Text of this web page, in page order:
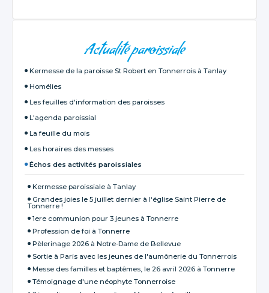
Actualité paroissiale
Kermesse de la paroisse St Robert en Tonnerrois à Tanlay
Homélies
Les feuilles d'information des paroisses
L'agenda paroissial
La feuille du mois
Les horaires des messes
Échos des activités paroissiales
Kermesse paroissiale à Tanlay
Grandes joies le 5 juillet dernier à l‘église Saint Pierre de
Tonnerre !
1ere communion pour 3 jeunes à Tonnerre
Profession de foi à Tonnerre
Pèlerinage 2026 à Notre-Dame de Bellevue
Sortie à Paris avec les jeunes de l'aumônerie du Tonnerrois
Messe des familles et baptêmes, le 26 avril 2026 à Tonnerre
Témoignage d'une néophyte Tonnerroise